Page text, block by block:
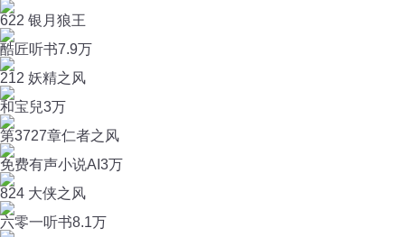
622 银月狼王
酷匠听书7.9万
212 妖精之风
和宝兒3万
第3727章仁者之风
免费有声小说AI 3万
824 大侠之风
六零一听书8.1万